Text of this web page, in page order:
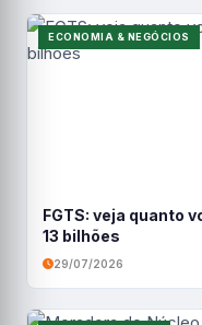
ECONOMIA & NEGÓCIOS
FGTS: veja quanto
13 bilhões
29/07/2026